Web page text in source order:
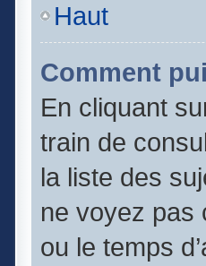
Haut
Comment
En cliquant
train de
la liste des
ne voyez pas
ou le temps